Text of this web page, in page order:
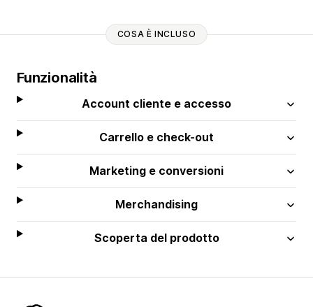
COSA È INCLUSO
Funzionalità
Account cliente e accesso
Carrello e check-out
Marketing e conversioni
Merchandising
Scoperta del prodotto